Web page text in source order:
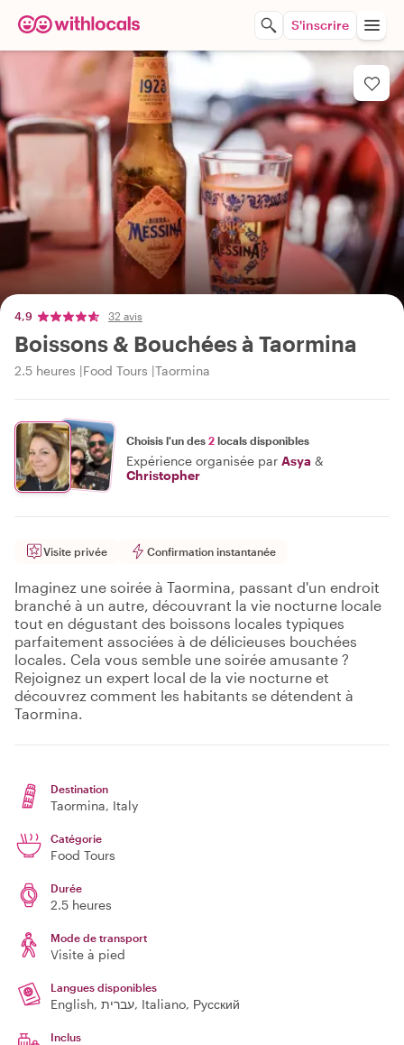
S'inscrire
4,9 32 avis
Boissons & Bouchées à Taormina
2.5 heures Food Tours Taormina
Choisis l'un des 2 locals disponibles
Expérience organisée par Asya &
Christopher
Visite privée Confirmation instantanée
Imaginez une soirée à Taormina, passant d'un endroit
branché à un autre, découvrant la vie nocturne locale
tout en dégustant des boissons locales typiques
parfaitement associées à de délicieuses bouchées
locales. Cela vous semble une soirée amusante ?
Rejoignez un expert local de la vie nocturne et
découvrez comment les habitants se détendent à
Taormina.
Destination
Taormina, Italy
Catégorie
Food Tours
Durée
2.5 heures
Mode de transport
Visite à pied
Langues disponibles
English, עברית, Italiano, Русский
Inclus